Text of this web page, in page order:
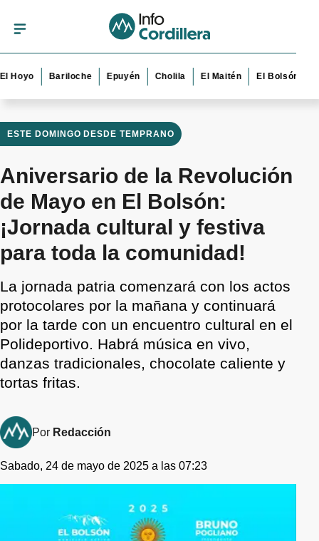
Bariloche Epuyén Cholila El Maitén El Bolsón Esquel
ESTE DOMINGO DESDE TEMPRANO
Aniversario de la Revolución
de Mayo en El Bolsón:
¡Jornada cultural y festiva
para toda la comunidad!
La jornada patria comenzará con los actos
protocolares por la mañana y continuará
por la tarde con un encuentro cultural en el
Polideportivo. Habrá música en vivo,
danzas tradicionales, chocolate caliente y
tortas fritas.
Por Redacción
Sabado, 24 de mayo de 2025 a las 07:23